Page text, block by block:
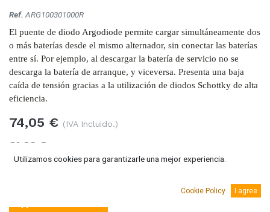
Ref. ARG100301000R
El puente de diodo Argodiode permite cargar simultáneamente dos
o más baterías desde el mismo alternador, sin conectar las baterías
entre sí. Por ejemplo, al descargar la batería de servicio no se
descarga la batería de arranque, y viceversa. Presenta una baja
caída de tensión gracias a la utilización de diodos Schottky de alta
eficiencia.
74,05 € (IVA Incluido.)
61,20 €
Utilizamos cookies para garantizarle una mejor experiencia.
Cookie Policy I agree